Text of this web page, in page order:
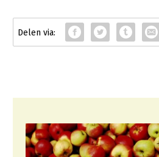
Multifunctioneel
Vrouw en Bedrijf
Onderwerpen
Webinars
Over LTO
LTO Nederland